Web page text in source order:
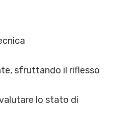
sfruttando il riflesso
lo stato di